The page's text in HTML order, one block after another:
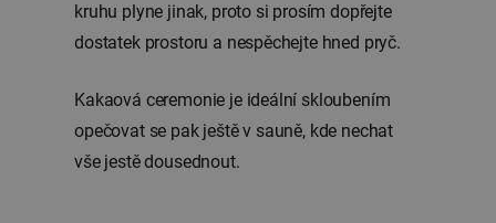
kruhu plyne jinak, proto si prosím dopřejte
dostatek prostoru a nespěchejte hned pryč.
Kakaová ceremonie je ideální skloubením
opečovat se pak ještě v sauně, kde nechat
vše jestě dousednout.